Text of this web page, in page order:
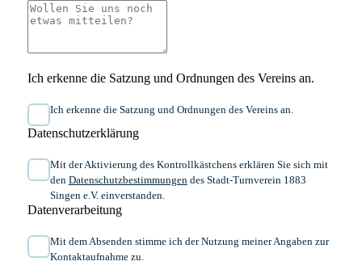
Ich erkenne die Satzung und Ordnungen des Vereins an.
Ich erkenne die Satzung und Ordnungen des Vereins an.
Datenschutzerklärung
Mit der Aktivierung des Kontrollkästchens erklären Sie sich mit
den Datenschutzbestimmungen des Stadt-Turnverein 1883
Singen e.V. einverstanden.
Datenverarbeitung
Mit dem Absenden stimme ich der Nutzung meiner Angaben zur
Kontaktaufnahme zu.